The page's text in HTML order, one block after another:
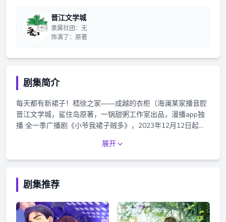
晋江文学城
隶属社团：无
饰演了：原著
剧集简介
每天都有新裙子！嵇徐之家——成越的衣柜（海澜某家播音腔
晋江文学城，鲨住岛原著，一锅甜粥工作室出品，漫播app独
播 全一季广播剧《小爷我裙子贼多》，2023年12月12日起，
20集，小剧场花絮福利不定期掉落 前两集免费试听，购买会员
即可免费收听全剧，更可免费畅听声绘剧场全部剧集 （ps：成
展开
剧集推荐